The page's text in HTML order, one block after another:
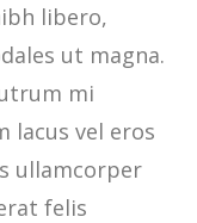
libero,
ut magna.
mi
lacus vel eros
ullamcorper
felis